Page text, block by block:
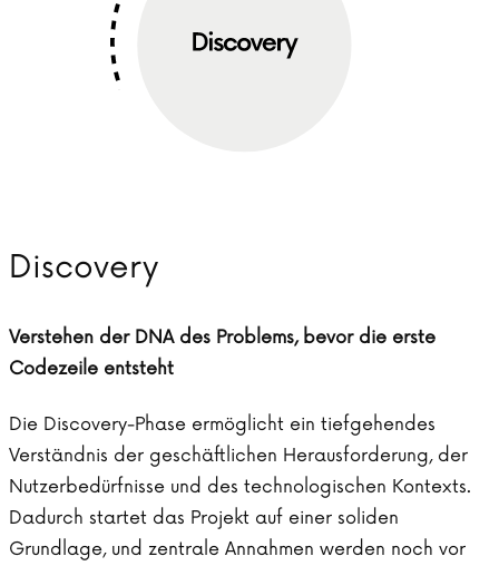
Discovery
Verstehen der DNA des Problems, bevor die erste
Codezeile entsteht
Die Discovery-Phase ermöglicht ein tiefgehendes
Verständnis der geschäftlichen Herausforderung, der
Nutzerbedürfnisse und des technologischen Kontexts.
Dadurch startet das Projekt auf einer soliden
Grundlage, und zentrale Annahmen werden noch vor